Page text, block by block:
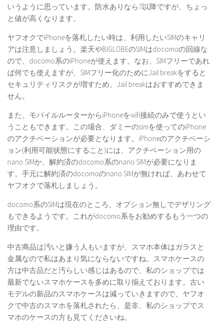
いうように思っています。防水ありなら7以降ですが、ちょっ
と値が高くなります。
ヤフオクでiPhoneを落札したい時は、利用したいSIMのキャリ
アは注意しましょう。楽天やBIGLOBEのSIMはdocomoの回線な
ので、docomo系のiPhoneが使えます。なお、SIMフリーであれ
ば何でも使えますが、SIMフリー化のためにJail breakをすると
セキュリティリスクが増すため、Jail breakはおすすめできま
せん。
また、モバイルルーターからiPhoneをwifi接続のみで使うとい
うこともできます。この場合、ダミーのsimを使ってのiPhone
のアクチベーションが必要となります。iPhoneのアクチベーシ
ョン(利用可能状態にすること)には、アクチベーション用の
nano SIMか、解約済のdocomo系のnano SIMが必要になりま
す。手元に解約済のdocomoのnano SIMが無ければ、あわせて
ヤフオクで落札しましょう。
docomo系のSIMは現在のところ、オプション無しでデザリング
もできるようです。これがdocomo系をお勧めするもう一つの
理由です。
中古商品は汚いと嫌う人もいますが、スマホ本体はガラスと
金属なので私はあまり気にならないですね。スマホケースの
方は中古品だと汚らしい感じはあるので、私のショップでは
最新でないスマホケースを多めに取り揃えております。古い
モデルの新品のスマホケースは減っていきますので、ヤフオ
クで中古のスマホを落札されたら、是非、私のショップでス
マホのケースの方も見てくださいね。